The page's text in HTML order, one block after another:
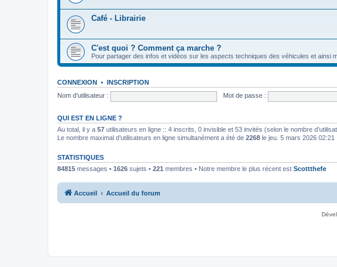
Café - Librairie
C'est quoi ? Comment ça marche ?
Pour partager des infos et vidéos sur les aspects techniques des véhicules et ainsi
CONNEXION • INSCRIPTION
Nom d’utilisateur :
Mot de passe :
QUI EST EN LIGNE ?
Au total, il y a 57 utilisateurs en ligne :: 4 inscrits, 0 invisible et 53 invités (selon le nombre
Le nombre maximal d’utilisateurs en ligne simultanément a été de 2268 le jeu. 5 mars 2026 02:21
STATISTIQUES
84815 messages • 1626 sujets • 221 membres • Notre membre le plus récent est Scottthefe
Accueil Accueil du forum